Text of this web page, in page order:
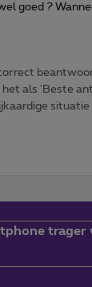
goed ?
als 'Beste
trager